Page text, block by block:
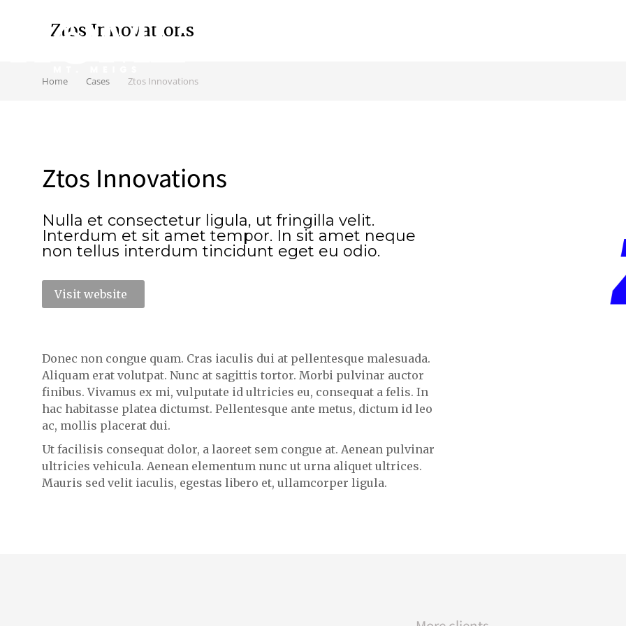
Ztos Innovations
Home Cases Ztos Innovations
Ztos Innovations
Nulla et consectetur ligula, ut fringilla velit.
Interdum et sit amet tempor. In sit amet neque
non tellus interdum tincidunt eget eu odio.
Visit website
Donec non congue quam. Cras iaculis dui at pellentesque malesuada.
Aliquam erat volutpat. Nunc at sagittis tortor. Morbi pulvinar auctor
finibus. Vivamus ex mi, vulputate id ultricies eu, consequat a felis. In
hac habitasse platea dictumst. Pellentesque ante metus, dictum id leo
ac, mollis placerat dui.
Ut facilisis consequat dolor, a laoreet sem congue at. Aenean pulvinar
ultricies vehicula. Aenean elementum nunc ut urna aliquet ultrices.
Mauris sed velit iaculis, egestas libero et, ullamcorper ligula.